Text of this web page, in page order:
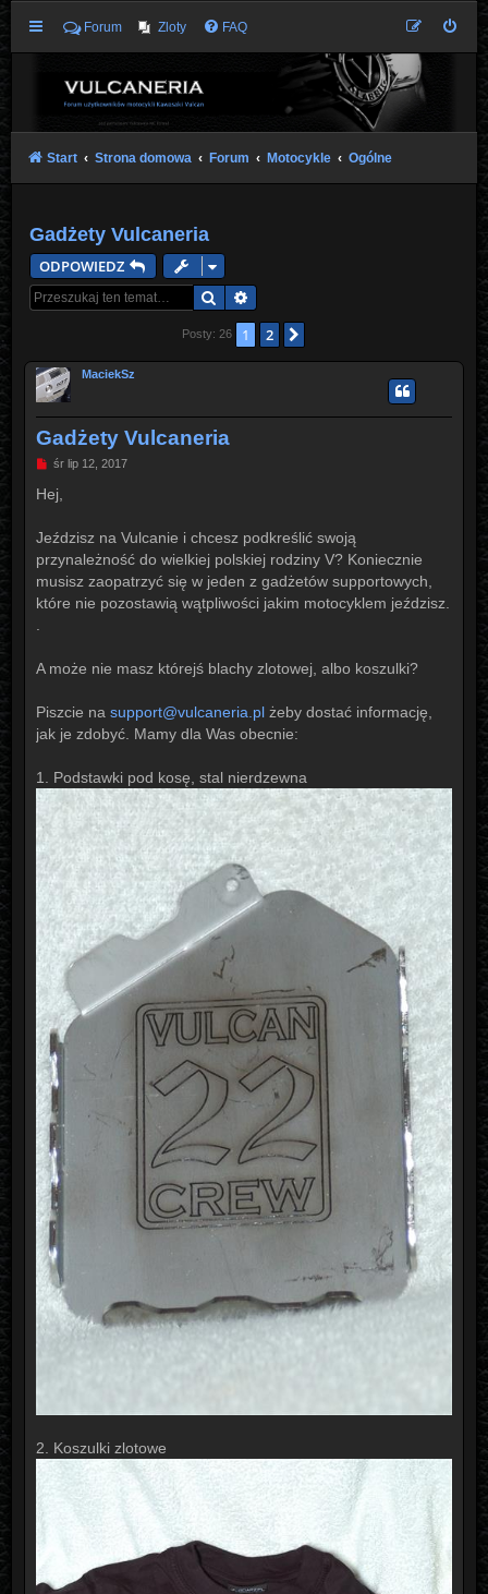
Forum Zloty FAQ
Start Strona domowa Forum Motocykle Ogólne
Gadżety Vulcaneria
ODPOWIEDZ
Szukaj
Posty: 26 1 2
MaciekSz
Gadżety Vulcaneria
P
s
śr lip 12, 2017
Hej,
Jeździsz na Vulcanie i chcesz podkreślić swoją
przynależność do wielkiej polskiej rodziny V? Koniecznie
musisz zaopatrzyć się w jeden z gadżetów supportowych,
które nie pozostawią wątpliwości jakim motocyklem jeździsz.
.
A może nie masz którejś blachy zlotowej, albo koszulki?
Piszcie na support@vulcaneria.plżeby dostać informację,
jak je zdobyć. Mamy dla Was obecnie:
1. Podstawki pod kosę, stal nierdzewna
2. Koszulki zlotowe